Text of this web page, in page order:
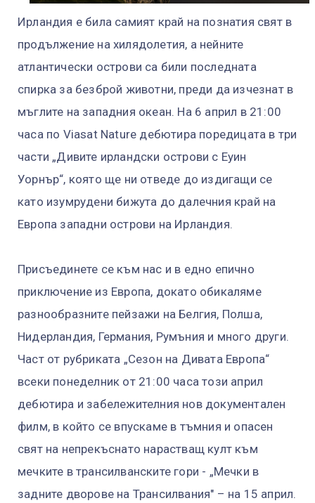
Ирландия е била самият край на познатия свят в
продължение на хилядолетия, а нейните
атлантически острови са били последната
спирка за безброй животни, преди да изчезнат в
мъглите на западния океан. На 6 април в 21:00
часа по Viasat Nature дебютира поредицата в три
части „Дивите ирландски острови с Еуин
Уорнър“, която ще ни отведе до издигащи се
като изумрудени бижута до далечния край на
Европа западни острови на Ирландия.
Присъединете се към нас и в едно епично
приключение из Европа, докато обикаляме
разнообразните пейзажи на Белгия, Полша,
Нидерландия, Германия, Румъния и много други.
Част от рубриката „Сезон на Дивата Европа“
всеки понеделник от 21:00 часа този април
дебютира и забележителния нов документален
филм, в който се впускаме в тъмния и опасен
свят на непрекъснато нарастващ култ към
мечките в трансилванските гори - „Мечки в
задните дворове на Трансилвания" – на 15 април.